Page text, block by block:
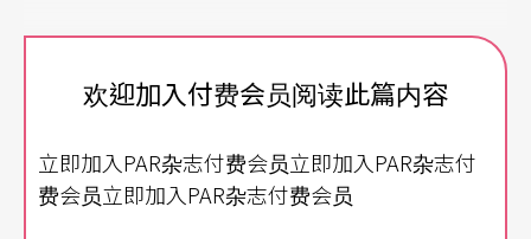
欢迎加入付费会员阅读此篇内容
立即加入PAR杂志付费会员立即加入PAR杂志付
费会员立即加入PAR杂志付费会员